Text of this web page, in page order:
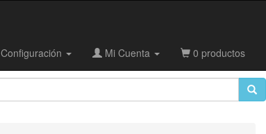
Configuración Mi Cuenta 0 productos